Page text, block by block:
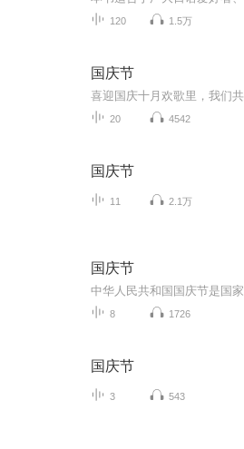
120 1.5万
国庆节
20 4542
国庆节
11 2.1万
国庆节
8 1726
国庆节
3 543